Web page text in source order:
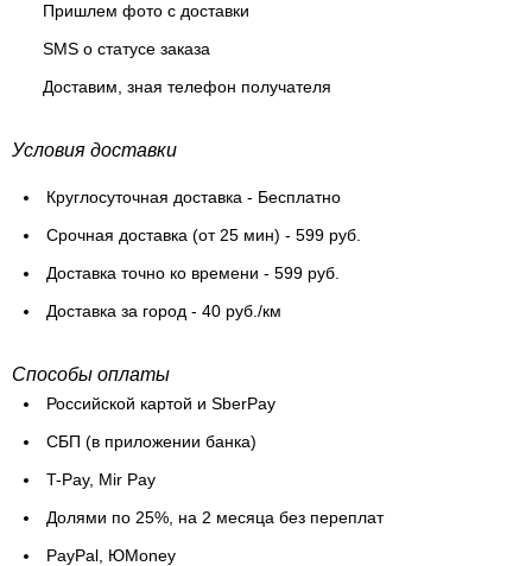
Пришлем фото с доставки
SMS о статусе заказа
Доставим, зная телефон получателя
Условия доставки
Круглосуточная доставка - Бесплатно
Cрочная доставка (от 25 мин) - 599 руб.
Доставка точно ко времени - 599 руб.
Доставка за город - 40 руб./км
Способы оплаты
Российской картой и SberPay
СБП (в приложении банка)
T-Pay, Mir Pay
Долями по 25%, на 2 месяца без переплат
PayPal, ЮMoney